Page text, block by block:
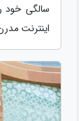
سالگی خود
اینترنت